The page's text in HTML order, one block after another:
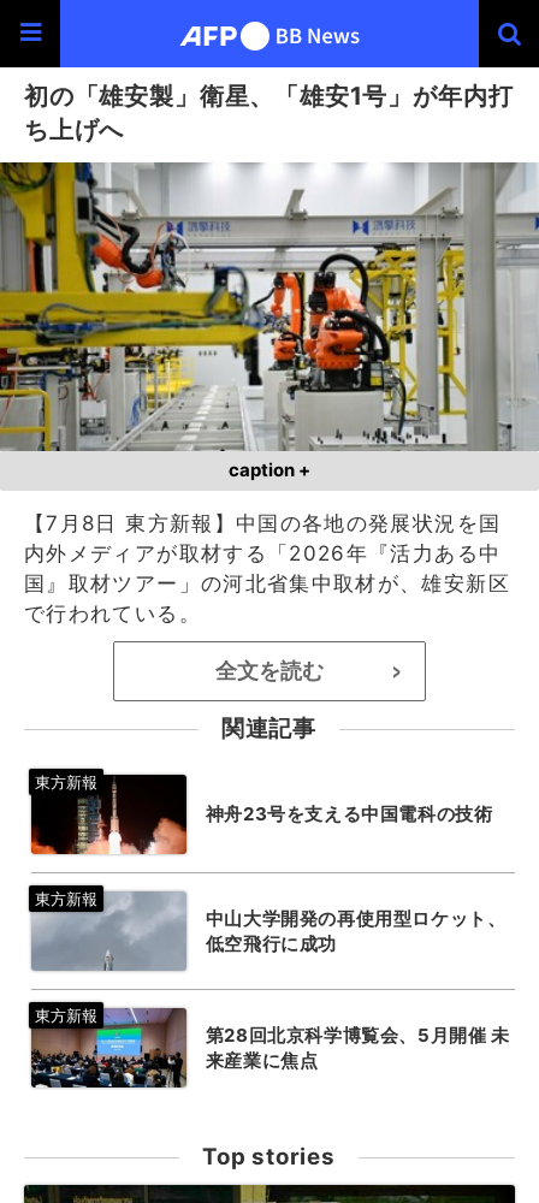
初の「雄安製」衛星、「雄安1号」が年内打
ち上げへ
caption +
【7月8日 東方新報】中国の各地の発展状況を国
内外メディアが取材する「2026年『活力ある中
国』取材ツアー」の河北省集中取材が、雄安新区
で行われている。
全文を読む >
関連記事
神舟23号を支える中国電科の技術
中山大学開発の再使用型ロケット、
低空飛行に成功
第28回北京科学博覧会、5月開催 未
来産業に焦点
Top stories